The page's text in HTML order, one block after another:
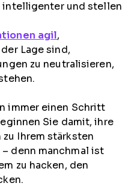
intelligenter und stellen
agil,
Lage sind,
zu neutralisieren,
immer einen Schritt
Sie damit, ihre
Ihrem stärksten
denn manchmal ist
zu hacken, den